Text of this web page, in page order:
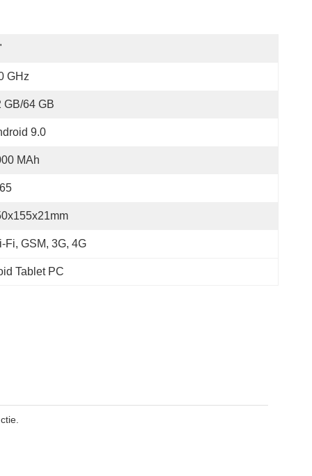
GHz
GB/64 GB
9.0
MAh
Fi, GSM, 3G, 4G
Tablet PC